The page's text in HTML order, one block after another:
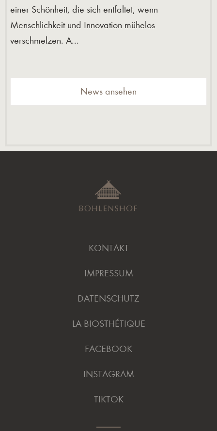
einer Schönheit, die sich entfaltet, wenn
Menschlichkeit und Innovation mühelos
verschmelzen. A...
News ansehen
KONTAKT
IMPRESSUM
DATENSCHUTZ
LA BIOSTHÉTIQUE
FACEBOOK
INSTAGRAM
TIKTOK